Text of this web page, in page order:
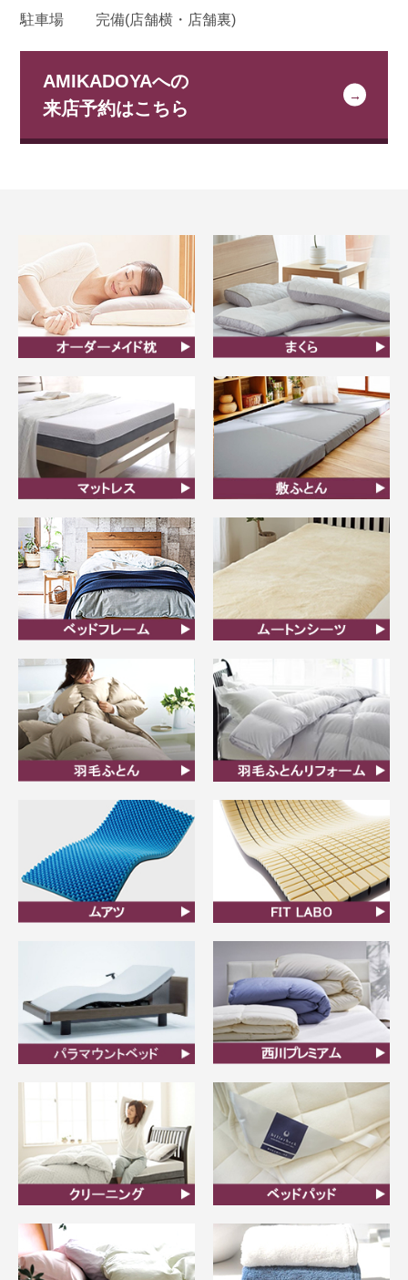
駐車場
完備(店舗横・店舗裏)
AMIKADOYAへの
来店予約はこちら
ん